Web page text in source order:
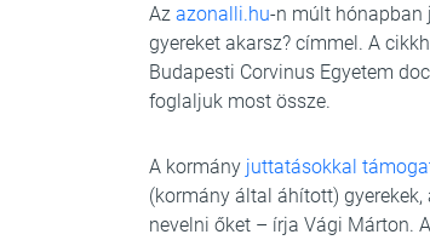
Az azonalli.hu-n múlt hónapban
gyereket akarsz? címmel. A
Budapesti Corvinus Egyetem
foglaljuk most össze.
A kormány juttatásokkal
(kormány által áhított)
nevelni őket – írja Vági Márton. A